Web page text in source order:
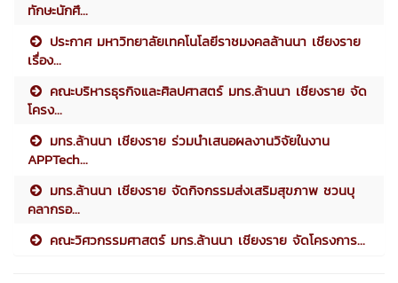
ทักษะนักศึ...
ประกาศ มหาวิทยาลัยเทคโนโลยีราชมงคลล้านนา เชียงราย
เรื่อง...
คณะบริหารธุรกิจและศิลปศาสตร์ มทร.ล้านนา เชียงราย จัด
โครง...
มทร.ล้านนา เชียงราย ร่วมนำเสนอผลงานวิจัยในงาน
APPTech...
มทร.ล้านนา เชียงราย จัดกิจกรรมส่งเสริมสุขภาพ ชวนบุ
คลากรอ...
คณะวิศวกรรมศาสตร์ มทร.ล้านนา เชียงราย จัดโครงการ...